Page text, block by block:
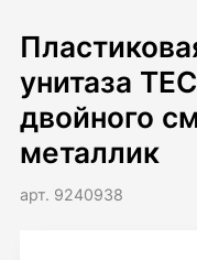
унитаза
двойного
металлик
арт. 9240938